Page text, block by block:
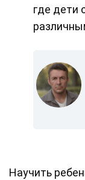
где дети
Научить